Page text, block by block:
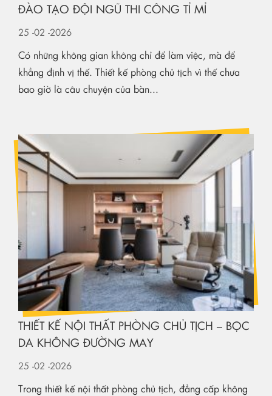
ĐÀO TẠO ĐỘI NGŨ THI CÔNG TỈ MỈ
25 -02 -2026
Có những không gian không chỉ để làm việc, mà để
khẳng định vị thế. Thiết kế phòng chủ tịch vì thế chưa
bao giờ là câu chuyện của bàn...
THIẾT KẾ NỘI THẤT PHÒNG CHỦ TỊCH – BỌC
DA KHÔNG ĐƯỜNG MAY
25 -02 -2026
Trong thiết kế nội thất phòng chủ tịch, đẳng cấp không